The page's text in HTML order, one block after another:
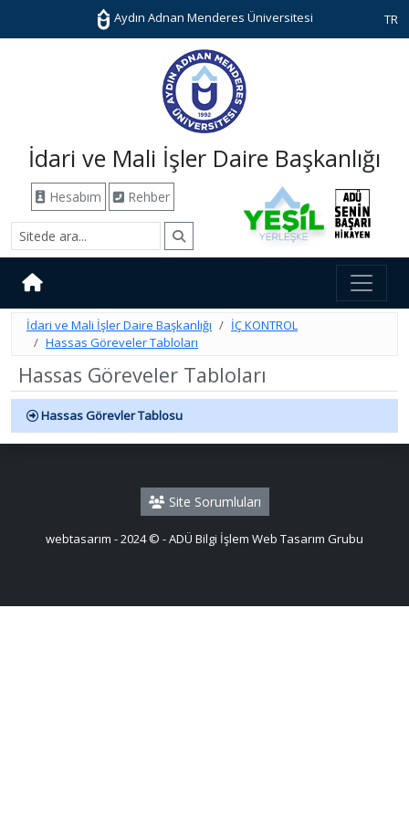
Aydın Adnan Menderes Üniversitesi TR
İdari ve Mali İşler Daire Başkanlığı
Hesabım Rehber
İdari ve Mali İşler Daire Başkanlığı
İÇ KONTROL
Hassas Göreveler Tabloları
Hassas Göreveler Tabloları
Hassas Görevler Tablosu
Site Sorumluları
webtasarım - 2024 © - ADÜ Bilgi İşlem Web Tasarım Grubu